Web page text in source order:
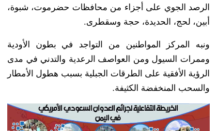
الرصد الجوي على أجزاء من محافظات حضرموت، شبوة،
أبين، لحج، الحديدة، حجة وسقطرى.
ونبه المركز المواطنين من التواجد في بطون الأودية
وممرات السيول ومن العواصف الرعدية والتدني في مدى
الرؤية الأفقية على الطرقات الجبلية بسبب هطول الأمطار
والسحب المنخفضة الكثيفة.